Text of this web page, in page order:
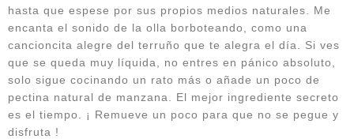
hasta que espese por sus propios medios naturales. Me
encanta el sonido de la olla borboteando, como una
cancioncita alegre del terruño que te alegra el día. Si ves
que se queda muy líquida, no entres en pánico absoluto,
solo sigue cocinando un rato más o añade un poco de
pectina natural de manzana. El mejor ingrediente secreto
es el tiempo. ¡ Remueve un poco para que no se pegue y
disfruta !